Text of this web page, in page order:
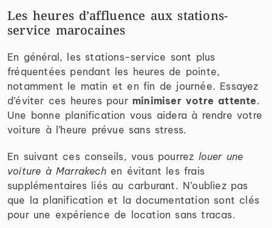
Les heures d’affluence aux stations-
service marocaines
En général, les stations-service sont plus
fréquentées pendant les heures de pointe,
notamment le matin et en fin de journée. Essayez
d’éviter ces heures pour minimiser votre attente.
Une bonne planification vous aidera à rendre votre
voiture à l’heure prévue sans stress.
En suivant ces conseils, vous pourrez louer une
voiture à Marrakechen évitant les frais
supplémentaires liés au carburant. N’oubliez pas
que la planification et la documentation sont clés
pour une expérience de location sans tracas.